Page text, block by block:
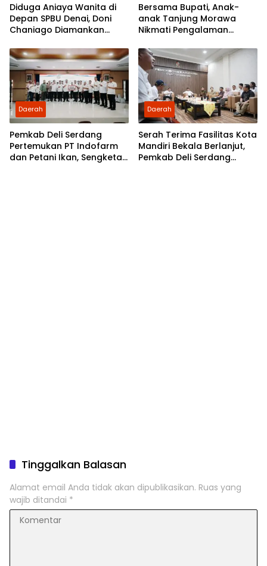
Diduga Aniaya Wanita di
Depan SPBU Denai, Doni
Chaniago Diamankan
Bersama Bupati, Anak-
anak Tanjung Morawa
Nikmati Pengalaman
Daerah
Pemkab Deli Serdang
Pertemukan PT Indofarm
dan Petani Ikan, Sengketa
Daerah
Serah Terima Fasilitas Kota
Mandiri Bekala Berlanjut,
Pemkab Deli Serdang
Tinggalkan Balasan
Alamat email Anda tidak akan dipublikasikan. Ruas yang
wajib ditandai *